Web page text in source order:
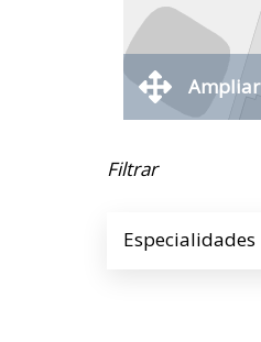
Ampliar
Filtrar
Especialidades